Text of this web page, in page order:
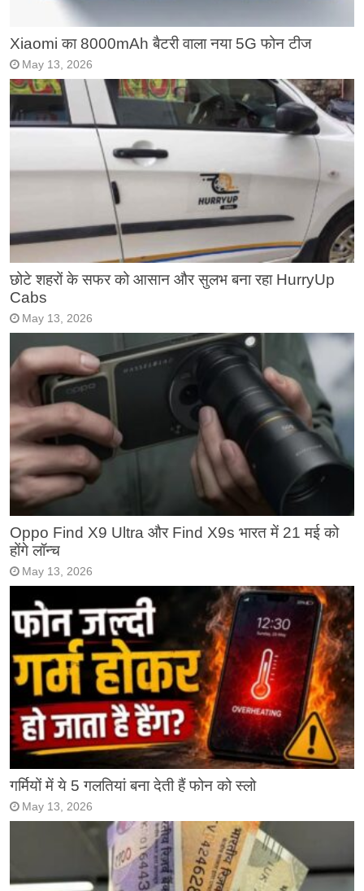
Xiaomi का 8000mAh बैटरी वाला नया 5G फोन टीज
May 13, 2026
छोटे शहरों के सफर को आसान और सुलभ बना रहा HurryUp
Cabs
May 13, 2026
Oppo Find X9 Ultra और Find X9s भारत में 21 मई को
होंगे लॉन्च
May 13, 2026
गर्मियों में ये 5 गलतियां बना देती हैं फोन को स्लो
May 13, 2026